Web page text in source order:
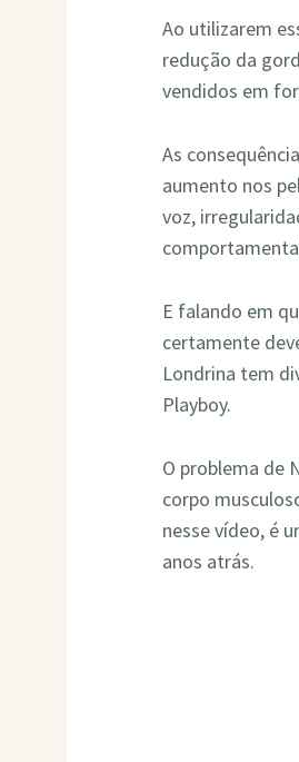
Ao utilizarem
redução da
vendidos em
As
aumento nos
voz,
E falando em
certamente
Londrina tem
Playboy.
O problema de
corpo
nesse vídeo, é
anos atrás.